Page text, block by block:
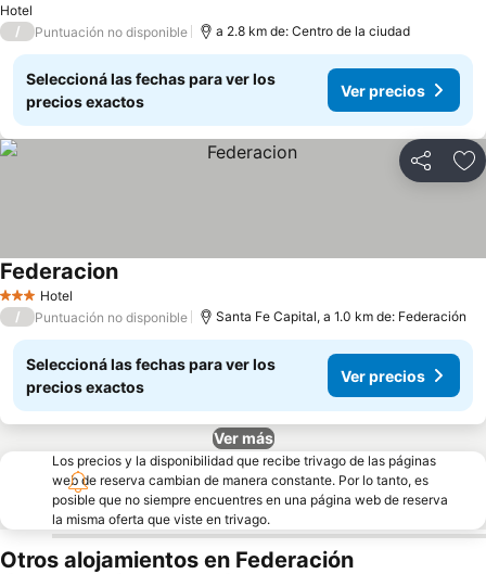
Hotel
/ Puntuación no disponible a 2.8 km de: Centro de la ciudad
Seleccioná las fechas para ver los
precios exactos
Ver precios
Compartir
3 Estrellas
Hotel
Federacion
/ Puntuación no disponible Santa Fe Capital, a 1.0 km de: Federación
Seleccioná las fechas para ver los
precios exactos
Ver precios
Ver más
Los precios y la disponibilidad que recibe trivago de las páginas
web de reserva cambian de manera constante. Por lo tanto, es
posible que no siempre encuentres en una página web de reserva
la misma oferta que viste en trivago.
Otros alojamientos en Federación